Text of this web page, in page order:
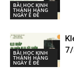
BÀI HỌC KINH
THÁNH HÀNG
NGÀY Ê ĐÊ
BÀI HỌC KINH
THÁNH HÀNG
NGÀY Ê ĐÊ